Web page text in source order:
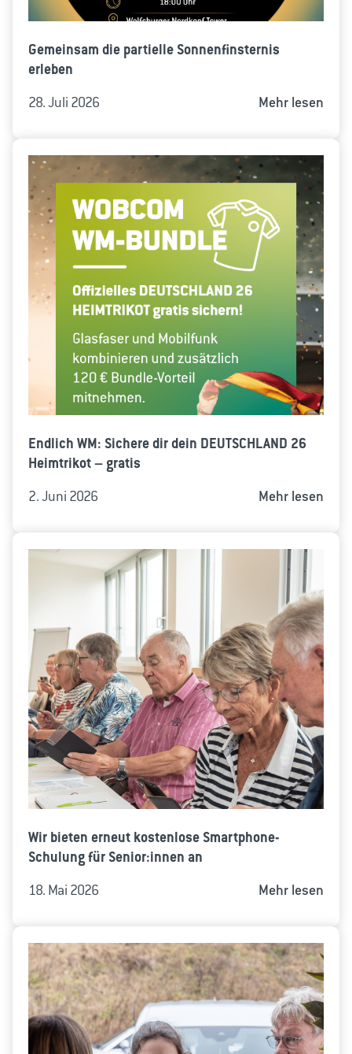
Gemeinsam die partielle Sonnenfinsternis
erleben
28. Juli 2026 Mehr lesen
Endlich WM: Sichere dir dein DEUTSCHLAND 26
Heimtrikot – gratis
2. Juni 2026 Mehr lesen
Wir bieten erneut kostenlose Smartphone-
Schulung für Senior:innen an
18. Mai 2026 Mehr lesen